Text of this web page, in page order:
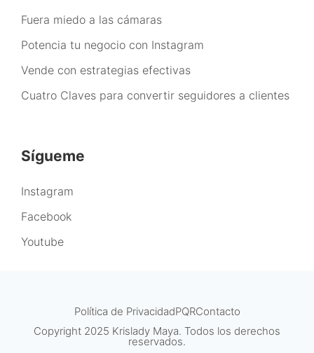
Fuera miedo a las cámaras
Potencia tu negocio con Instagram
Vende con estrategias efectivas
Cuatro Claves para convertir seguidores a clientes
Sígueme
Instagram
Facebook
Youtube
Copyright 2025 Krislady Maya. Todos los derechos
reservados.
Política de PrivacidadPQRContacto